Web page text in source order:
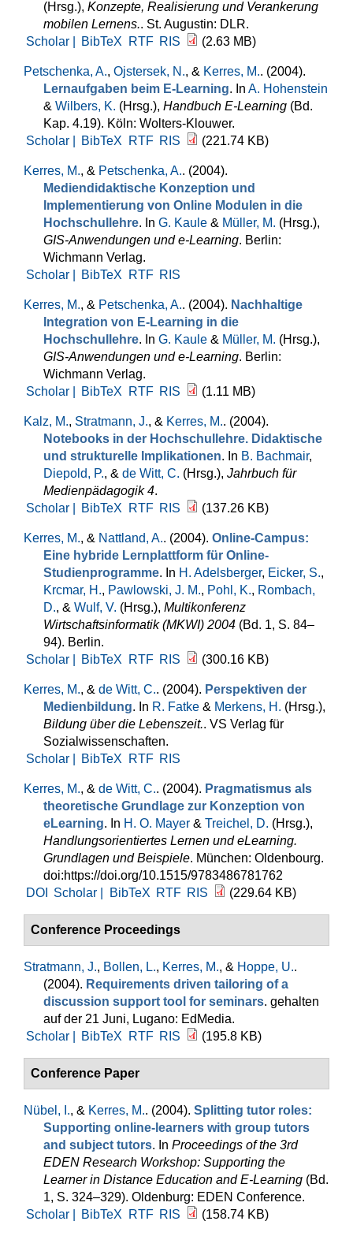
(Hrsg.), Konzepte, Realisierung und Verankerung
mobilen Lernens.. St. Augustin: DLR.
Scholar |
BibTeX RTF RIS (2.63 MB)
Petschenka, A., Ojstersek, N., & Kerres, M.. (2004).
Lernaufgaben beim E-Learning. In A. Hohenstein
& Wilbers, K. (Hrsg.), Handbuch E-Learning (Bd.
Kap. 4.19). Köln: Wolters-Klouwer.
Scholar |
BibTeX RTF RIS (221.74 KB)
Kerres, M., & Petschenka, A.. (2004).
Mediendidaktische Konzeption und
Implementierung von Online Modulen in die
Hochschullehre. In G. Kaule & Müller, M. (Hrsg.),
GIS-Anwendungen und e-Learning. Berlin:
Wichmann Verlag.
Scholar |
BibTeX RTF RIS
Kerres, M., & Petschenka, A.. (2004). Nachhaltige
Integration von E-Learning in die
Hochschullehre. In G. Kaule & Müller, M. (Hrsg.),
GIS-Anwendungen und e-Learning. Berlin:
Wichmann Verlag.
Scholar |
BibTeX RTF RIS (1.11 MB)
Kalz, M., Stratmann, J., & Kerres, M.. (2004).
Notebooks in der Hochschullehre. Didaktische
und strukturelle Implikationen. In B. Bachmair,
Diepold, P., & de Witt, C. (Hrsg.), Jahrbuch für
Medienpädagogik 4.
Scholar |
BibTeX RTF RIS (137.26 KB)
Kerres, M., & Nattland, A.. (2004). Online-Campus:
Eine hybride Lernplattform für Online-
Studienprogramme. In H. Adelsberger, Eicker, S.,
Krcmar, H., Pawlowski, J. M., Pohl, K., Rombach,
D., & Wulf, V. (Hrsg.), Multikonferenz
Wirtschaftsinformatik (MKWI) 2004 (Bd. 1, S. 84–
94). Berlin.
Scholar |
BibTeX RTF RIS (300.16 KB)
Kerres, M., & de Witt, C.. (2004). Perspektiven der
Medienbildung. In R. Fatke & Merkens, H. (Hrsg.),
Bildung über die Lebenszeit.. VS Verlag für
Sozialwissenschaften.
Scholar |
BibTeX RTF RIS
Kerres, M., & de Witt, C.. (2004). Pragmatismus als
theoretische Grundlage zur Konzeption von
eLearning. In H. O. Mayer & Treichel, D. (Hrsg.),
Handlungsorientiertes Lernen und eLearning.
Grundlagen und Beispiele. München: Oldenbourg.
doi:https://doi.org/10.1515/9783486781762
DOI
Scholar | BibTeX RTF RIS (229.64 KB)
Conference Proceedings
Stratmann, J., Bollen, L., Kerres, M., & Hoppe, U..
(2004). Requirements driven tailoring of a
discussion support tool for seminars. gehalten
auf der 21 Juni, Lugano: EdMedia.
Scholar |
BibTeX RTF RIS (195.8 KB)
Conference Paper
Nübel, I., & Kerres, M.. (2004). Splitting tutor roles:
Supporting online-learners with group tutors
and subject tutors. In Proceedings of the 3rd
EDEN Research Workshop: Supporting the
Learner in Distance Education and E-Learning (Bd.
1, S. 324–329). Oldenburg: EDEN Conference.
Scholar |
BibTeX RTF RIS (158.74 KB)